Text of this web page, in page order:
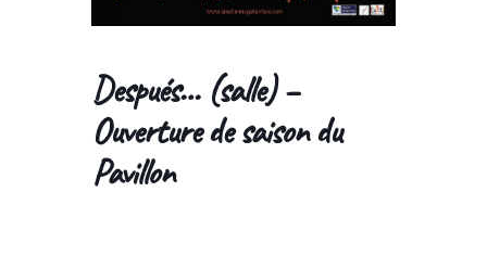
Después… (salle) –
Ouverture de saison du
Pavillon